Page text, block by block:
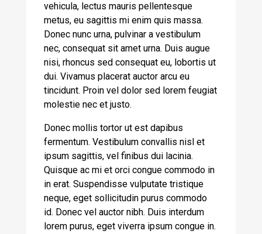
vehicula, lectus mauris pellentesque
metus, eu sagittis mi enim quis massa.
Donec nunc urna, pulvinar a vestibulum
nec, consequat sit amet urna. Duis augue
nisi, rhoncus sed consequat eu, lobortis ut
dui. Vivamus placerat auctor arcu eu
tincidunt. Proin vel dolor sed lorem feugiat
molestie nec et justo.
Donec mollis tortor ut est dapibus
fermentum. Vestibulum convallis nisl et
ipsum sagittis, vel finibus dui lacinia.
Quisque ac mi et orci congue commodo in
in erat. Suspendisse vulputate tristique
neque, eget sollicitudin purus commodo
id. Donec vel auctor nibh. Duis interdum
lorem purus, eget viverra ipsum congue in.